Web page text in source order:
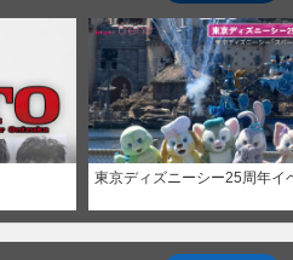
東京ディズニーシー25周年イ